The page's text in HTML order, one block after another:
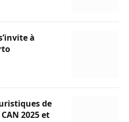
à
de
2025 et